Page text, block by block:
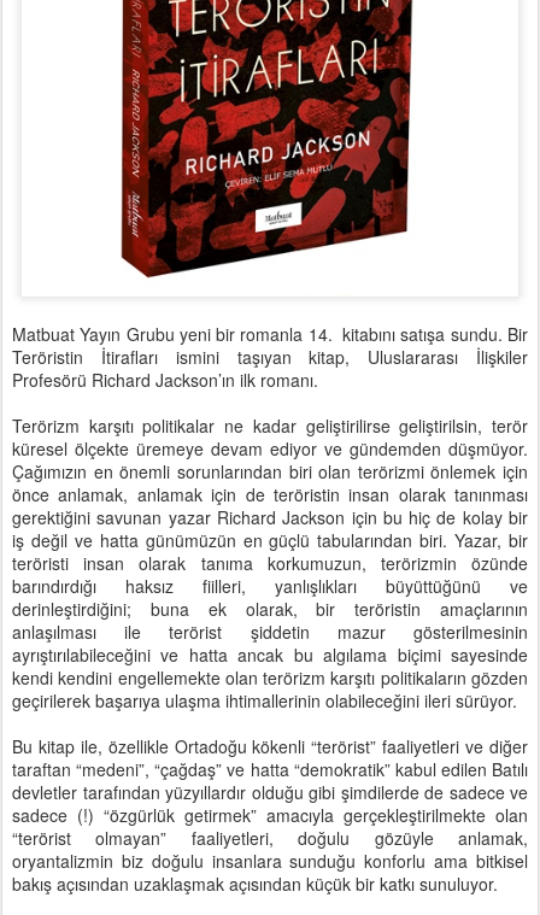
Matbuat Yayın Grubu yeni bir romanla 14. kitabını satışa sundu. Bir
Teröristin İtirafları ismini taşıyan kitap, Uluslararası İlişkiler
Profesörü Richard Jackson’ın ilk romanı.
Terörizm karşıtı politikalar ne kadar geliştirilirse geliştirilsin, terör
küresel ölçekte üremeye devam ediyor ve gündemden düşmüyor.
Çağımızın en önemli sorunlarından biri olan terörizmi önlemek için
önce anlamak, anlamak için de teröristin insan olarak tanınması
gerektiğini savunan yazar Richard Jackson için bu hiç de kolay bir
iş değil ve hatta günümüzün en güçlü tabularından biri. Yazar, bir
teröristi insan olarak tanıma korkumuzun, terörizmin özünde
barındırdığı haksız fiilleri, yanlışlıkları büyüttüğünü ve
derinleştirdiğini; buna ek olarak, bir teröristin amaçlarının
anlaşılması ile terörist şiddetin mazur gösterilmesinin
ayrıştırılabileceğini ve hatta ancak bu algılama biçimi sayesinde
kendi kendini engellemekte olan terörizm karşıtı politikaların gözden
geçirilerek başarıya ulaşma ihtimallerinin olabileceğini ileri sürüyor.
Bu kitap ile, özellikle Ortadoğu kökenli “terörist” faaliyetleri ve diğer
taraftan “medeni”, “çağdaş” ve hatta “demokratik” kabul edilen Batılı
devletler tarafından yüzyıllardır olduğu gibi şimdilerde de sadece ve
sadece (!) “özgürlük getirmek” amacıyla gerçekleştirilmekte olan
“terörist olmayan” faaliyetleri, doğulu gözüyle anlamak,
oryantalizmin biz doğulu insanlara sunduğu konforlu ama bitkisel
bakış açısından uzaklaşmak açısından küçük bir katkı sunuluyor.